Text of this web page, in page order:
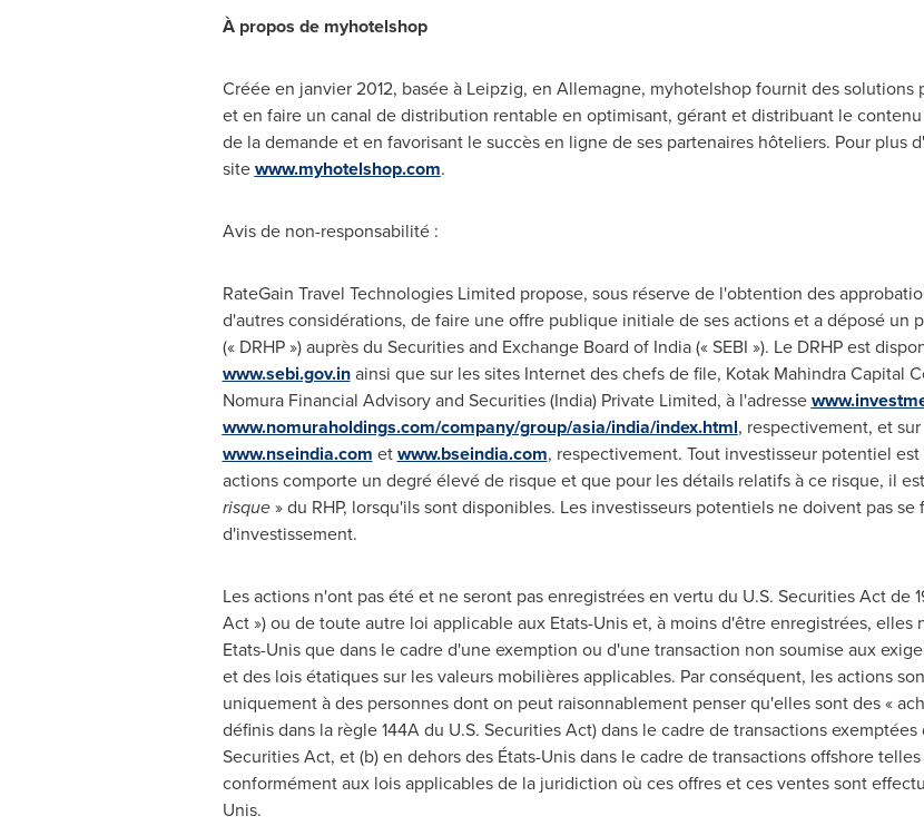
À propos de myhotelshop
Créée en janvier 2012, basée à Leipzig, en Allemagne, myhotelshop fournit des
et en faire un canal de distribution rentable en optimisant, gérant et distribuant le
de la demande et en favorisant le succès en ligne de ses partenaires hôteliers. Pour plus
sitewww.myhotelshop.com.
Avis denon-responsabilité :
RateGain Travel Technologies Limited propose, sous réserve de l'obtention des
d'autres considérations, de faire une offre publique initiale de ses actions et a déposé un
(« DRHP ») auprès du Securities and Exchange Board of India(« SEBI »). Le DRHP est
www.sebi.gov.inainsi que sur les sites Internet des chefs de file, Kotak Mahindra Capital
Nomura Financial Advisory and Securities (India) Private Limited, à l'adresse
www.nomuraholdings.com/company/group/asia/india/index.html, respectivement, et
www.nseindia.com etwww.bseindia.com, respectivement. Tout investisseur potentiel
actions comporte un degré élevé de risque et que pour les détails relatifs à ce risque, il
risque» du RHP, lorsqu'ils sont disponibles. Les investisseurs potentiels ne doivent pas
d'investissement.
Les actions n'ont pas été et ne seront pas enregistrées en vertu du U.S. Securities Act de
Act ») ou de toute autre loi applicable aux Etats-Unis et, à moins d'être enregistrées,
Etats-Unis que dans le cadre d'une exemption ou d'une transaction non soumise aux
et des lois étatiques sur les valeurs mobilières applicables. Par conséquent, les actions
uniquement à des personnes dont on peut raisonnablement penser qu'elles sont des «
définis dans la règle 144A du U.S. Securities Act) dans le cadre de transactions
Securities Act, et (b) en dehors des États-Unis dans le cadre de transactions offshore
conformément aux lois applicables de la juridiction où ces offres et ces ventes sont
Unis.